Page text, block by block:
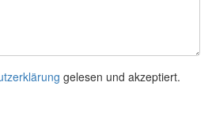
gelesen und akzeptiert.